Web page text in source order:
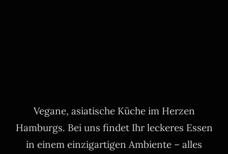
Vegane, asiatische Küche im Herzen
Hamburgs. Bei uns findet Ihr leckeres Essen
in einem einzigartigen Ambiente – alles